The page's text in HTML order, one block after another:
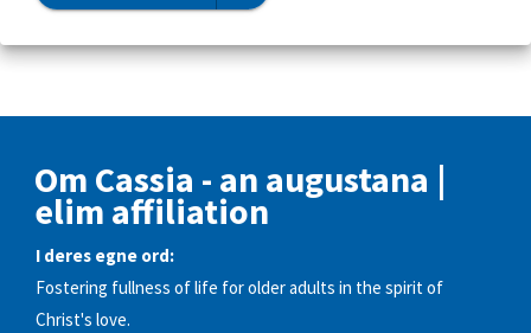
Om Cassia - an augustana |
elim affiliation
I deres egne ord:
Fostering fullness of life for older adults in the spirit of
Christ's love.